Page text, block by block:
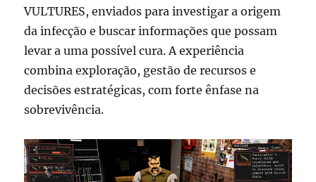
VULTURES, enviados para investigar a origem
da infecção e buscar informações que possam
levar a uma possível cura. A experiência
combina exploração, gestão de recursos e
decisões estratégicas, com forte ênfase na
sobrevivência.